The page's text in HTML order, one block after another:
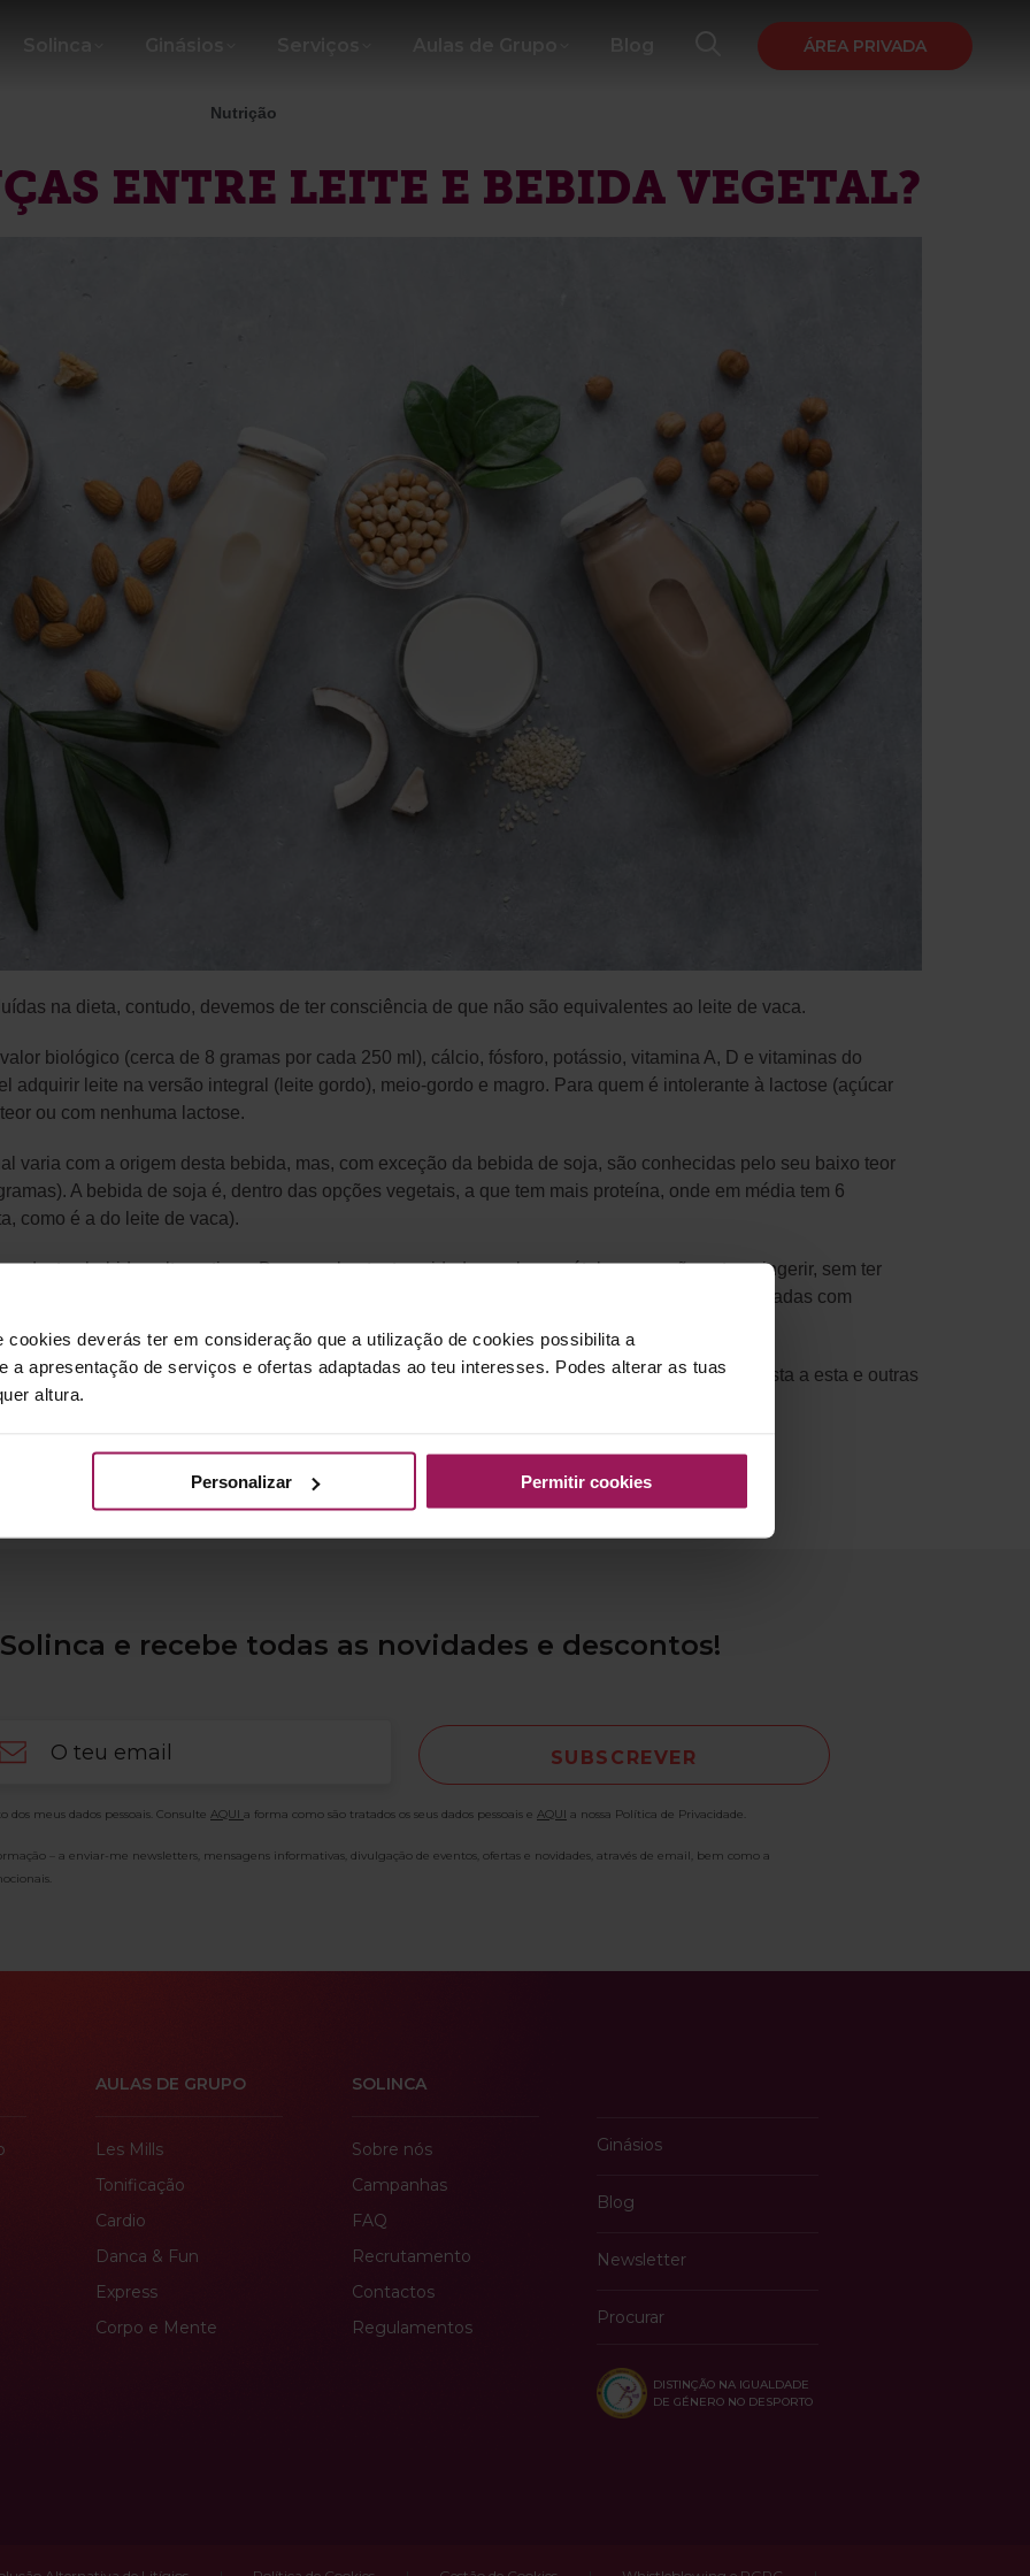
cookies deverás ter em consideração que a utilização de cookies possibilita a
a apresentação de serviços e ofertas adaptadas ao teu interesses. Podes alterar as tuas
altura.
Personalizar Permitir cookies
ÁREA PRIVADA
Nutrição
ENTRE LEITE E BEBIDA VEGETAL?
na dieta, contudo, devemos de ter consciência de que não são equivalentes ao leite de vaca.
biológico (cerca de 8 gramas por cada 250 ml), cálcio, fósforo, potássio, vitamina A, D e vitaminas do
adquirir leite na versão integral (leite gordo), meio-gordo e magro. Para quem é intolerante à lactose (açúcar
ou com nenhuma lactose.
varia com a origem desta bebida, mas, com exceção da bebida de soja, são conhecidas pelo seu baixo teor
A bebida de soja é, dentro das opções vegetais, a que tem mais proteína, onde em média tem 6
como é a do leite de vaca).
destas bebidas alternativas. Deve ser bastante cuidadoso a ler os rótulos para não estar a ingerir, sem ter
Há já opções sem, ou com baixo teor de açúcar e óleos, bem como muitas já são fortificadas com
equilibradas.
uma consulta de nutrição com um Nutricionista. Desse modo poderá obter uma resposta a esta e outras
e recebe todas as novidades e descontos!
meus dados pessoais. Consulte AQUI a forma como são tratados os seus dados pessoais e AQUI a nossa Política de Privacidade.
– a enviar-me newsletters, mensagens informativas, divulgação de eventos, ofertas e novidades, através de email, bem como a
AULAS DE GRUPO
Les Mills
Tonificação
Cardio
Danca & Fun
Express
Corpo e Mente
SOLINCA
Sobre nós
Campanhas
FAQ
Recrutamento
Contactos
Regulamentos
Ginásios
Blog
Newsletter
Procurar
DISTINÇÃO NA IGUALDADE
DE GÉNERO NO DESPORTO